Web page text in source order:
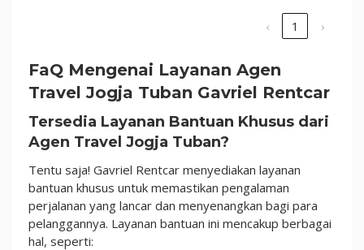
‹ 1 ›
FaQ Mengenai Layanan Agen
Travel Jogja Tuban Gavriel Rentcar
Tersedia Layanan Bantuan Khusus dari
Agen Travel Jogja Tuban?
Tentu saja! Gavriel Rentcar menyediakan layanan
bantuan khusus untuk memastikan pengalaman
perjalanan yang lancar dan menyenangkan bagi para
pelanggannya. Layanan bantuan ini mencakup berbagai
hal, seperti: